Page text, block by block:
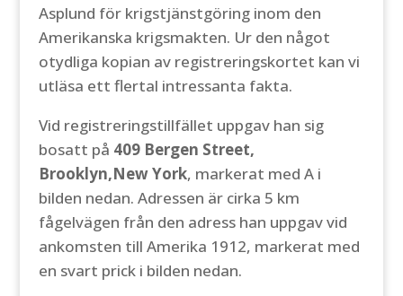
Asplund för krigstjänstgöring inom den
Amerikanska krigsmakten. Ur den något
otydliga kopian av registreringskortet kan vi
utläsa ett flertal intressanta fakta.
Vid registreringstillfället uppgav han sig
bosatt på 409 Bergen Street,
Brooklyn,New York, markerat med A i
bilden nedan. Adressen är cirka 5 km
fågelvägen från den adress han uppgav vid
ankomsten till Amerika 1912, markerat med
en svart prick i bilden nedan.